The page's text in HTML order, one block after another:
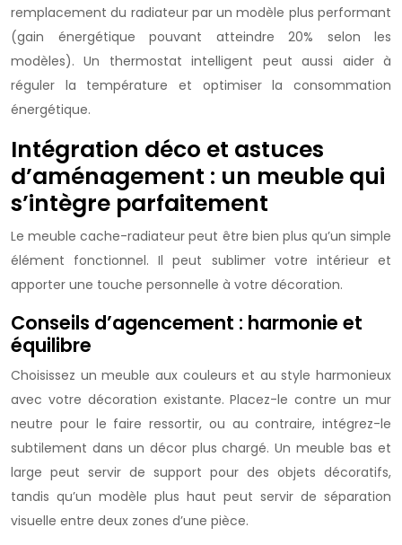
remplacement du radiateur par un modèle plus performant
(gain énergétique pouvant atteindre 20% selon les
modèles). Un thermostat intelligent peut aussi aider à
réguler la température et optimiser la consommation
énergétique.
Intégration déco et astuces
d’aménagement : un meuble qui
s’intègre parfaitement
Le meuble cache-radiateur peut être bien plus qu’un simple
élément fonctionnel. Il peut sublimer votre intérieur et
apporter une touche personnelle à votre décoration.
Conseils d’agencement : harmonie et
équilibre
Choisissez un meuble aux couleurs et au style harmonieux
avec votre décoration existante. Placez-le contre un mur
neutre pour le faire ressortir, ou au contraire, intégrez-le
subtilement dans un décor plus chargé. Un meuble bas et
large peut servir de support pour des objets décoratifs,
tandis qu’un modèle plus haut peut servir de séparation
visuelle entre deux zones d’une pièce.